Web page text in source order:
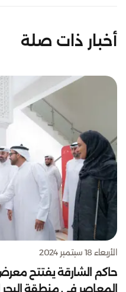
أخبار ذات صلة
الأربعاء 18 سبتمبر 2024
حاكم الشارقة يفتتح
المعاصر في منطقة